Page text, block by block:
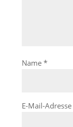
Name *
E-Mail-Adresse